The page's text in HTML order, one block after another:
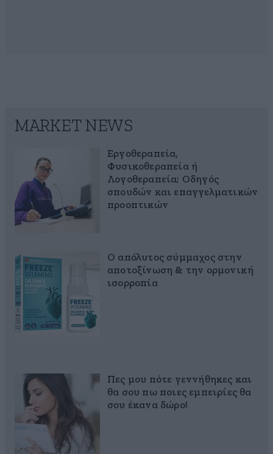
MARKET NEWS
Εργοθεραπεία,
Φυσικοθεραπεία ή
Λογοθεραπεία; Οδηγός
σπουδών και επαγγελματικών
προοπτικών
Ο απόλυτος σύμμαχος στην
αποτοξίνωση & την ορμονική
ισορροπία
Πες μου πότε γεννήθηκες και
θα σου πω ποιες εμπειρίες θα
σου έκανα δώρο!